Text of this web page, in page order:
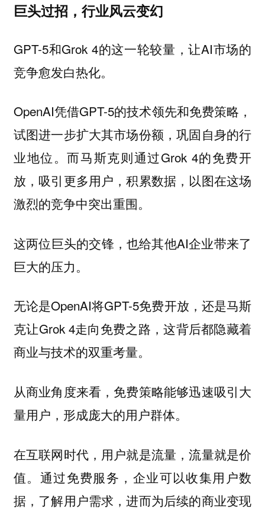
巨头过招，行业风云变幻
GPT-5和Grok 4的这一轮较量，让AI市场的
竞争愈发白热化。
OpenAI凭借GPT-5的技术领先和免费策略，
试图进一步扩大其市场份额，巩固自身的行
业地位。而马斯克则通过Grok 4的免费开
放，吸引更多用户，积累数据，以图在这场
激烈的竞争中突出重围。
这两位巨头的交锋，也给其他AI企业带来了
巨大的压力。
无论是OpenAI将GPT-5免费开放，还是马斯
克让Grok 4走向免费之路，这背后都隐藏着
商业与技术的双重考量。
从商业角度来看，免费策略能够迅速吸引大
量用户，形成庞大的用户群体。
在互联网时代，用户就是流量，流量就是价
值。 通过免费服务，企业可以收集用户数
据，了解用户需求，进而为后续的商业变现